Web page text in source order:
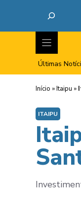
Últimas
Início »Itaipu »
ITAIPU